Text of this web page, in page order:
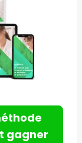
gagner